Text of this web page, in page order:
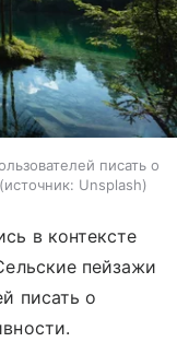
писать о
источник: Unsplash
в контексте
пейзажи
писать о